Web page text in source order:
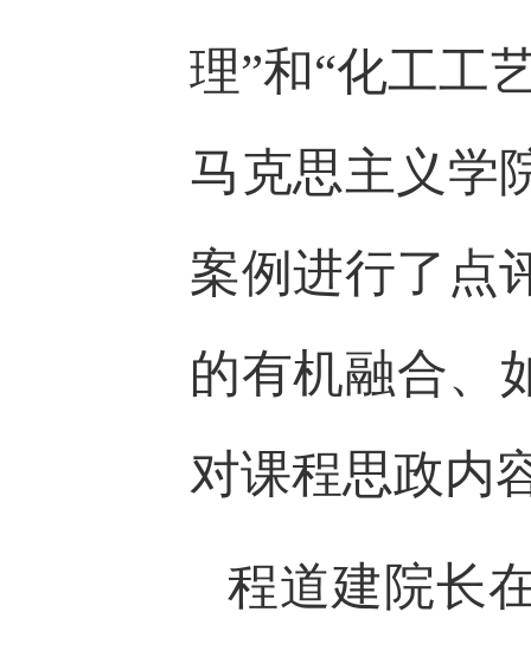
理”和“化工工
马克思主义学
案例进行了点
的有机融合、
对课程思政内
程道建院长